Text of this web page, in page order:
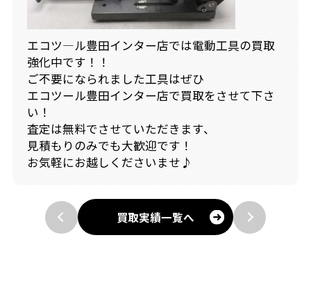
エコツ―ル豊田インター店では電動工具の買取
強化中です！！
ご不要になられました工具はぜひ
エコツール豊田インター店で買取をさせて下さ
い！
査定は無料でさせていただきます、
見積もりのみでも大歓迎です！
お気軽にお越しくださいませ♪
買取実績一覧へ